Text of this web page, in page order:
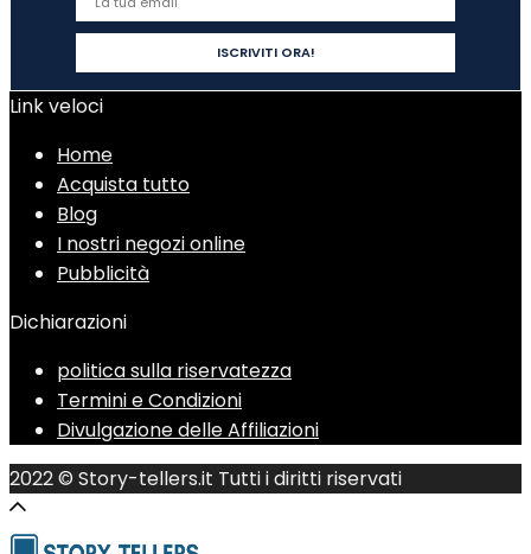
Link veloci
Home
Acquista tutto
Blog
I nostri negozi online
Pubblicità
Dichiarazioni
politica sulla riservatezza
Termini e Condizioni
Divulgazione delle Affiliazioni
2022 © Story-tellers.it Tutti i diritti riservati